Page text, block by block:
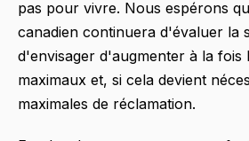
pas pour vivre. Nous espérons
canadien continuera d'évaluer la
d'envisager d'augmenter à la fois
maximaux et, si cela devient
maximales de réclamation.